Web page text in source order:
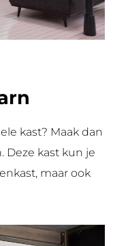
kast? Maak dan
Deze kast kun je
maar ook